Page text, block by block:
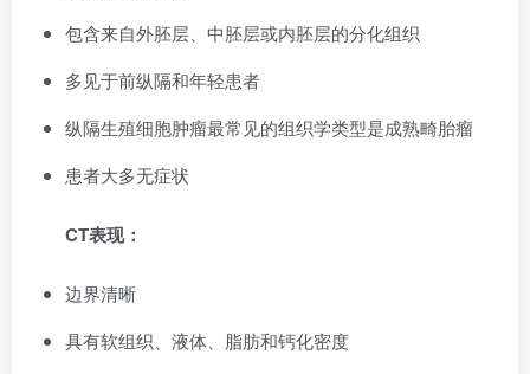
包含来自外胚层、中胚层或内胚层的分化组织
多见于前纵隔和年轻患者
纵隔生殖细胞肿瘤最常见的组织学类型是成熟畸胎瘤
患者大多无症状
CT表现：
边界清晰
具有软组织、液体、脂肪和钙化密度